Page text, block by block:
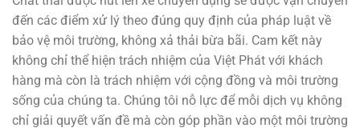
đến các điểm xử lý theo đúng quy định của pháp luật về
bảo vệ môi trường, không xả thải bừa bãi. Cam kết này
không chỉ thể hiện trách nhiệm của Việt Phát với khách
hàng mà còn là trách nhiệm với cộng đồng và môi trường
sống của chúng ta. Chúng tôi nỗ lực để mỗi dịch vụ không
chỉ giải quyết vấn đề mà còn góp phần vào một môi trường